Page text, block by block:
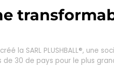
la SARL PLUSHBALL®, une
30 de pays pour le plus